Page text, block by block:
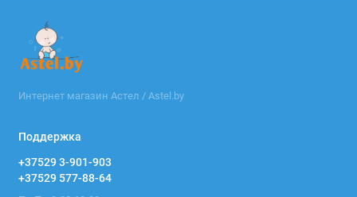
Интернет магазин Астел / Astel.by
Поддержка
+37529 3-901-903
+37529 577-88-64